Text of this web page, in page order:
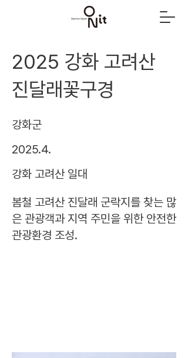
2025 강화 고려산
진달래꽃구경
강화군
2025.4.
강화 고려산 일대
봄철 고려산 진달래 군락지를 찾는 많
은 관광객과 지역 주민을 위한 안전한
관광환경 조성.